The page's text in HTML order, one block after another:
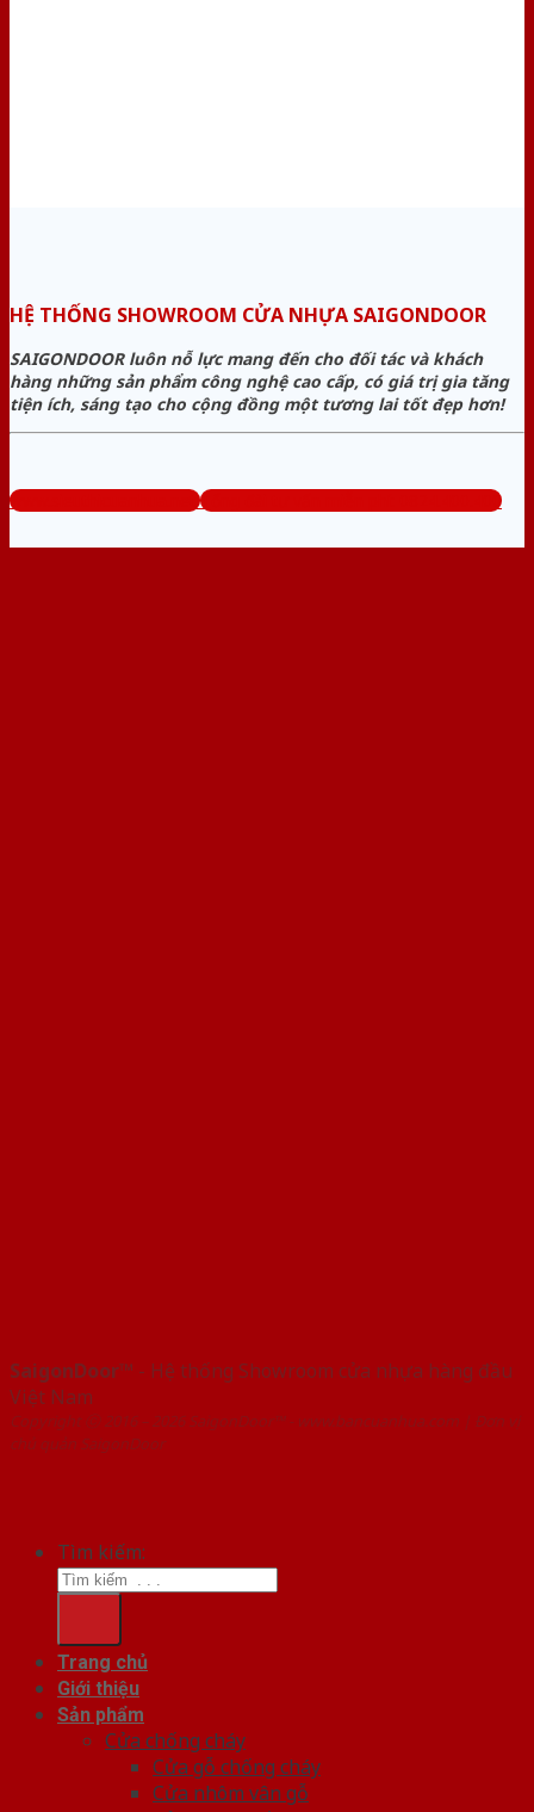
HỆ THỐNG SHOWROOM CỬA NHỰA SAIGONDOOR
SAIGONDOOR luôn nỗ lực mang đến cho đối tác và khách
hàng những sản phẩm công nghệ cao cấp, có giá trị gia tăng
tiện ích, sáng tạo cho cộng đồng một tương lai tốt đẹp hơn!
www.sieuthicuanhua.net Tổng đài tư vấn miễn phí: 0824.400.400
SaigonDoor™ - Hệ thống Showroom cửa nhựa hàng đầu
Việt Nam
Copyright ⓒ 2016 – 2026 SaigonDoor™ - www.bancuanhua.com | Đơn vị
chủ quản SaigonDoor
Tìm kiếm:
Trang chủ
Giới thiệu
Sản phẩm
Cửa chống cháy
Cửa gỗ chống cháy
Cửa nhôm vân gỗ